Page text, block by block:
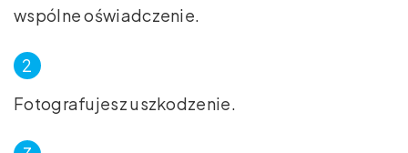
wspólne oświadczenie.
Fotografujesz uszkodzenie.